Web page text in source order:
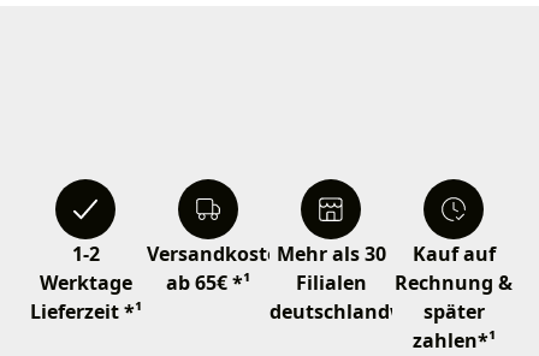
1-2
Werktage
Lieferzeit *¹
Versandkostenfrei
ab 65€ *¹
Mehr als 30
Filialen
deutschlandweit
Kauf auf
Rechnung &
später
zahlen*¹